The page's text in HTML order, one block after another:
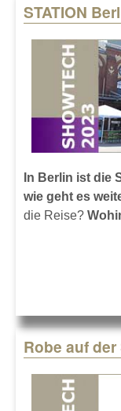
STATION
In Berlin ist die
wie geht es
die Reise?
Robe auf